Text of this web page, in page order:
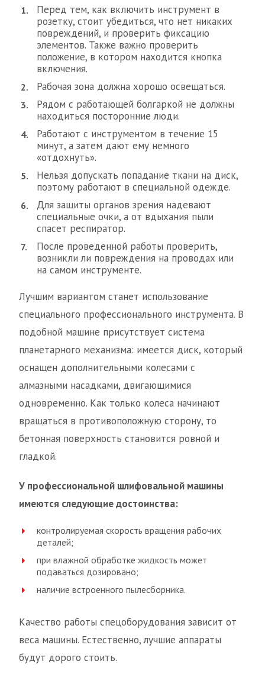
Перед тем, как включить инструмент в
розетку, стоит убедиться, что нет никаких
повреждений, и проверить фиксацию
элементов. Также важно проверить
положение, в котором находится кнопка
включения.
Рабочая зона должна хорошо освещаться.
Рядом с работающей болгаркой не должны
находиться посторонние люди.
Работают с инструментом в течение 15
минут, а затем дают ему немного
«отдохнуть».
Нельзя допускать попадание ткани на диск,
поэтому работают в специальной одежде.
Для защиты органов зрения надевают
специальные очки, а от вдыхания пыли
спасет респиратор.
После проведенной работы проверить,
возникли ли повреждения на проводах или
на самом инструменте.
Лучшим вариантом станет использование
специального профессионального инструмента. В
подобной машине присутствует система
планетарного механизма: имеется диск, который
оснащен дополнительными колесами с
алмазными насадками, двигающимися
одновременно. Как только колеса начинают
вращаться в противоположную сторону, то
бетонная поверхность становится ровной и
гладкой.
У профессиональной шлифовальной машины
имеются следующие достоинства:
контролируемая скорость вращения рабочих
деталей;
при влажной обработке жидкость может
подаваться дозировано;
наличие встроенного пылесборника.
Качество работы спецоборудования зависит от
веса машины. Естественно, лучшие аппараты
будут дорого стоить.